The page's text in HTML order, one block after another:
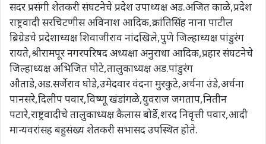
सदर प्रसंगी शेतकरी संघटनेचे प्रदेश उपाध्यक्ष अड.अजित काळे,प्रदेश
राष्ट्रवादी सरचिटणीस अविनाश आदिक,क्रांतिसिंह नाना पाटील
ब्रिग्रेडचे प्रदेशाध्यक्ष शिवाजीराव नांदखिले,पुणे जिल्हाध्यक्ष पांडुरंग
रायते,श्रीरामपूर नगरपरिषद अध्यक्षा अनुराधा आदिक,प्रहार संघटनेचे
जिल्हाध्यक्ष अभिजित पोटे,तालुकाध्यक्ष अड.पांडुरंग
औताडे,अड.सर्जेराव घोडे,उमेदवार वंदना मुरकुटे,अर्चना उंडे,अर्चना
पानसरे,दिलीप पवार,विष्णू खंडांगळे,युवराज जगताप,नितीन
पटारे,राष्ट्रवादीचे तालुकाध्यक्ष कैलास बोर्डे,शरद निवृत्ती पवार,आदी
मान्यवरांसह बहुसंख्य शेतकरी सभासद उपस्थित होते.